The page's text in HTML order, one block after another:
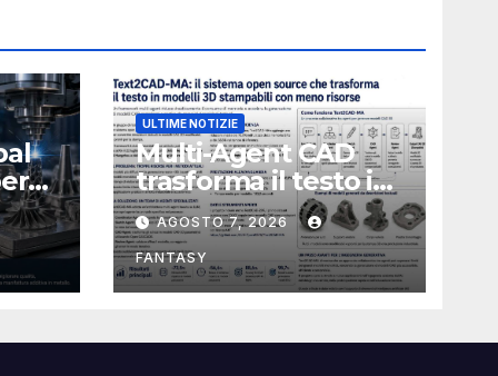
ULTIME NOTIZIE
Multi-Agent CAD
trasforma il testo in
CAD usando 116
volte meno token
AGOSTO 7, 2026
FANTASY